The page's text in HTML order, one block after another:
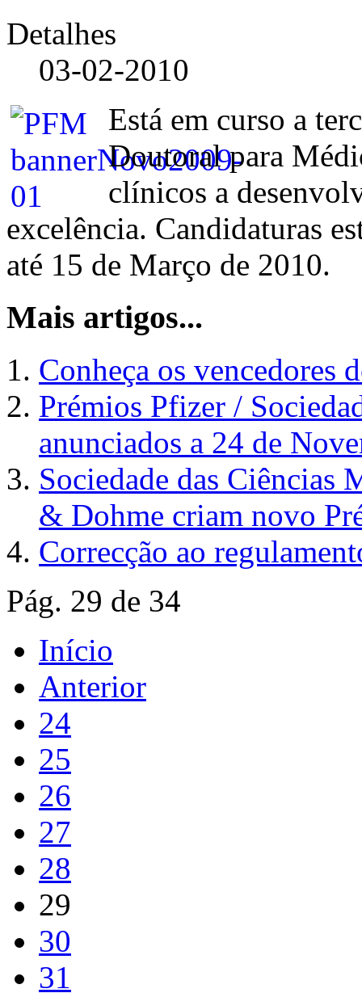
Detalhes
03-02-2010
Está em curso a
Doutoral para
clínicos a
excelência. Candidaturas
até 15 de Março de 2010.
Mais artigos...
Conheça os vencedores
Prémios Pfizer /
anunciados a 24 de
Sociedade das Ciências
& Dohme criam novo
Correcção ao
Pág. 29 de 34
Início
Anterior
24
25
26
27
28
29
30
31